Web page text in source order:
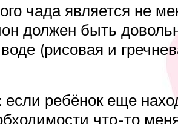
чада является не
должен быть
(рисовая и
если ребёнок еще
что-то